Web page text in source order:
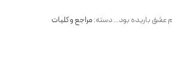
عشق باریده بود...دسته: مراجع و کلیات